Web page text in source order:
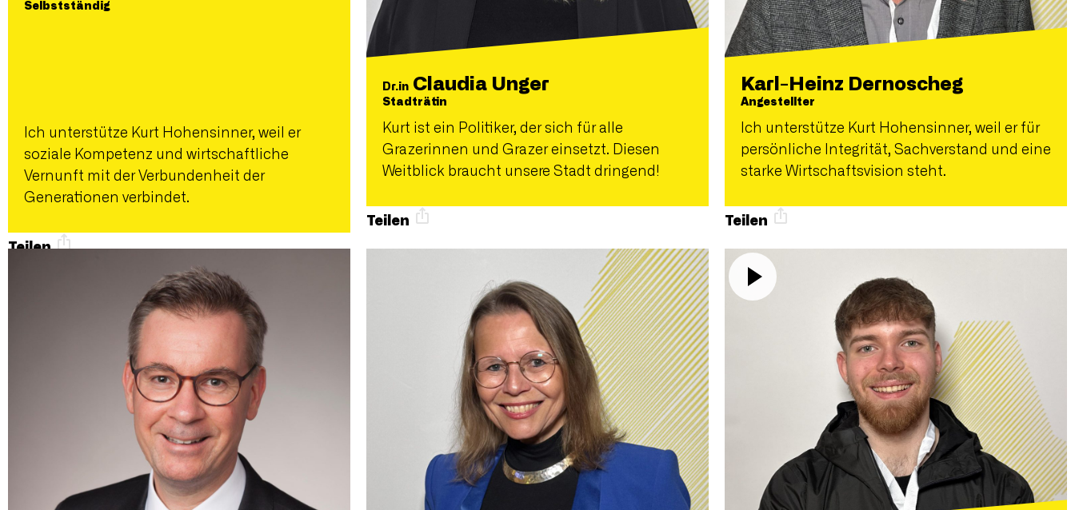
Selbstständig
Ich unterstütze Kurt Hohensinner, weil er
soziale Kompetenz und wirtschaftliche
Vernunft mit der Verbundenheit der
Generationen verbindet.
Teilen
Dr.in Claudia Unger
Stadträtin
Kurt ist ein Politiker, der sich für alle
Grazerinnen und Grazer einsetzt. Diesen
Weitblick braucht unsere Stadt dringend!
Teilen
Karl-Heinz Dernoscheg
Angestellter
Ich unterstütze Kurt Hohensinner, weil er für
persönliche Integrität, Sachverstand und eine
starke Wirtschaftsvision steht.
Teilen